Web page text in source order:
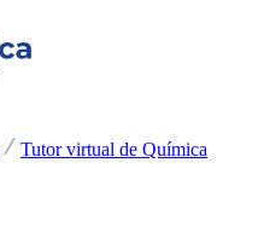
Tutor virtual de Química